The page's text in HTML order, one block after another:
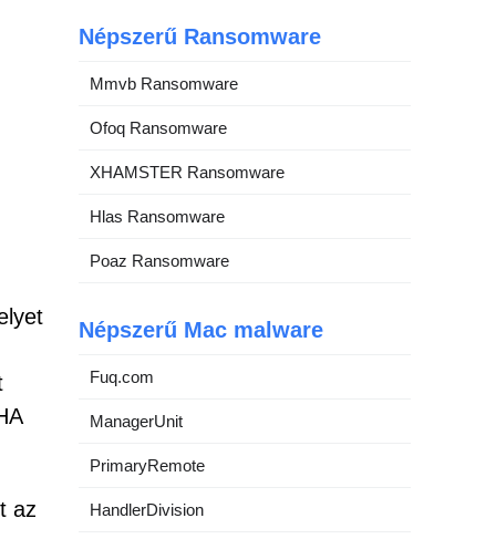
az
Népszerű Ransomware
Mmvb Ransomware
Ofoq Ransomware
XHAMSTER Ransomware
Hlas Ransomware
Poaz Ransomware
Népszerű Mac malware
Fuq.com
ManagerUnit
PrimaryRemote
HandlerDivision